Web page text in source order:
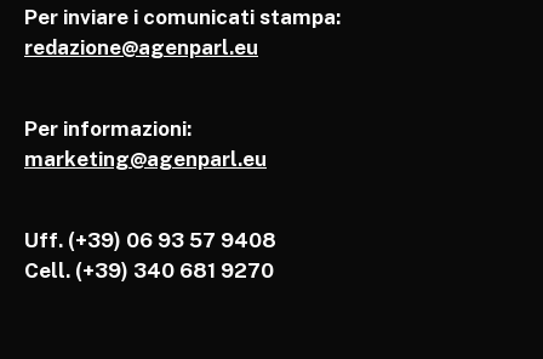
Per inviare i comunicati stampa:
redazione@agenparl.eu
Per informazioni:
marketing@agenparl.eu
Uff. (+39) 06 93 57 9408
Cell. (+39) 340 681 9270